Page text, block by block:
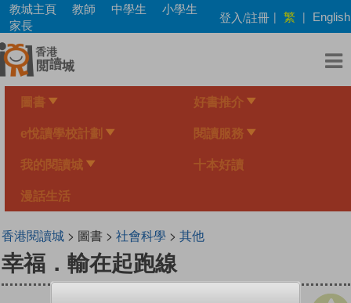
Skip
main
content
教城主頁 教師 中學生
小學生
家長
登入/註冊 | 繁 | English
圖書 好書推介
e悅讀學校計劃 閱讀服務
我的閱讀城 十本好讀
漫話生活
香港閱讀城> 圖書 > 社會科學 > 其他
幸福．輸在起跑線